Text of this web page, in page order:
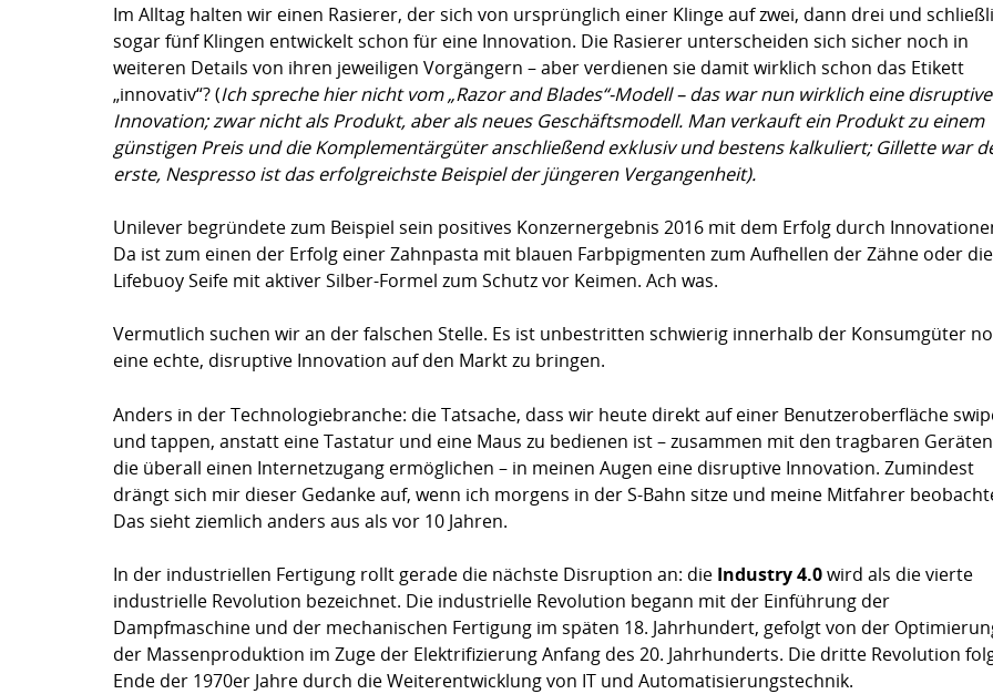
Im Alltag halten wir einen Rasierer, der sich von ursprünglich einer Klinge auf zwei, dann drei und
sogar fünf Klingen entwickelt schon für eine Innovation. Die Rasierer unterscheiden sich sicher noch in
weiteren Details von ihren jeweiligen Vorgängern – aber verdienen sie damit wirklich schon das Etikett
„innovativ“? (Ich spreche hier nicht vom „Razor and Blades“-Modell – das war nun wirklich eine disruptive
Innovation; zwar nicht als Produkt, aber als neues Geschäftsmodell. Man verkauft ein Produkt zu einem
günstigen Preis und die Komplementärgüter anschließend exklusiv und bestens kalkuliert; Gillette war
erste, Nespresso ist das erfolgreichste Beispiel der jüngeren Vergangenheit).
Unilever begründete zum Beispiel sein positives Konzernergebnis 2016 mit dem Erfolg durch
Da ist zum einen der Erfolg einer Zahnpasta mit blauen Farbpigmenten zum Aufhellen der Zähne oder die
Lifebuoy Seife mit aktiver Silber-Formel zum Schutz vor Keimen. Ach was.
Vermutlich suchen wir an der falschen Stelle. Es ist unbestritten schwierig innerhalb der Konsumgüter
eine echte, disruptive Innovation auf den Markt zu bringen.
Anders in der Technologiebranche: die Tatsache, dass wir heute direkt auf einer Benutzeroberfläche
und tappen, anstatt eine Tastatur und eine Maus zu bedienen ist – zusammen mit den tragbaren
die überall einen Internetzugang ermöglichen – in meinen Augen eine disruptive Innovation. Zumindest
drängt sich mir dieser Gedanke auf, wenn ich morgens in der S-Bahn sitze und meine Mitfahrer
Das sieht ziemlich anders aus als vor 10 Jahren.
In der industriellen Fertigung rollt gerade die nächste Disruption an: die Industry 4.0wird als die vierte
industrielle Revolution bezeichnet. Die industrielle Revolution begann mit der Einführung der
Dampfmaschine und der mechanischen Fertigung im späten 18. Jahrhundert, gefolgt von der
der Massenproduktion im Zuge der Elektrifizierung Anfang des 20. Jahrhunderts. Die dritte Revolution
Ende der 1970er Jahre durch die Weiterentwicklung von IT und Automatisierungstechnik.